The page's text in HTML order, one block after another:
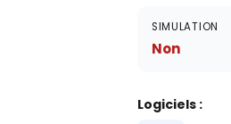
SIMULATION
Non
Logiciels :